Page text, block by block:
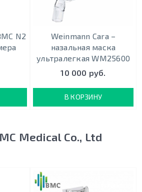
N2
Weinmann Cara –
назальная маска
ультралегкая WM25600
10 000 руб.
В КОРЗИНУ
Medical Co., Ltd